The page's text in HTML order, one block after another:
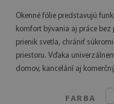
Okenné fólie predstavujú
komfort bývania aj práce
prienik svetla, chrániť
priestoru. Vďaka
domov, kancelárií aj
FARBA